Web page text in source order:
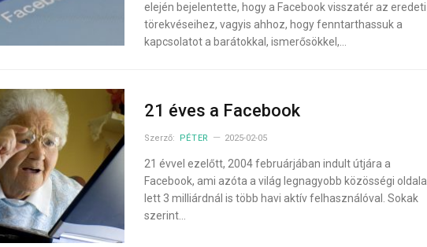
elején bejelentette, hogy a Facebook visszatér az eredeti
törekvéseihez, vagyis ahhoz, hogy fenntarthassuk a
kapcsolatot a barátokkal, ismerősökkel,…
21 éves a Facebook
Szerző: PÉTER 2025-02-05
21 évvel ezelőtt, 2004 februárjában indult útjára a
Facebook, ami azóta a világ legnagyobb közösségi oldala
lett 3 milliárdnál is több havi aktív felhasználóval. Sokak
szerint…